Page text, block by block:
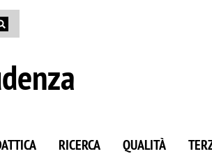
RICERCA QUALITÀ